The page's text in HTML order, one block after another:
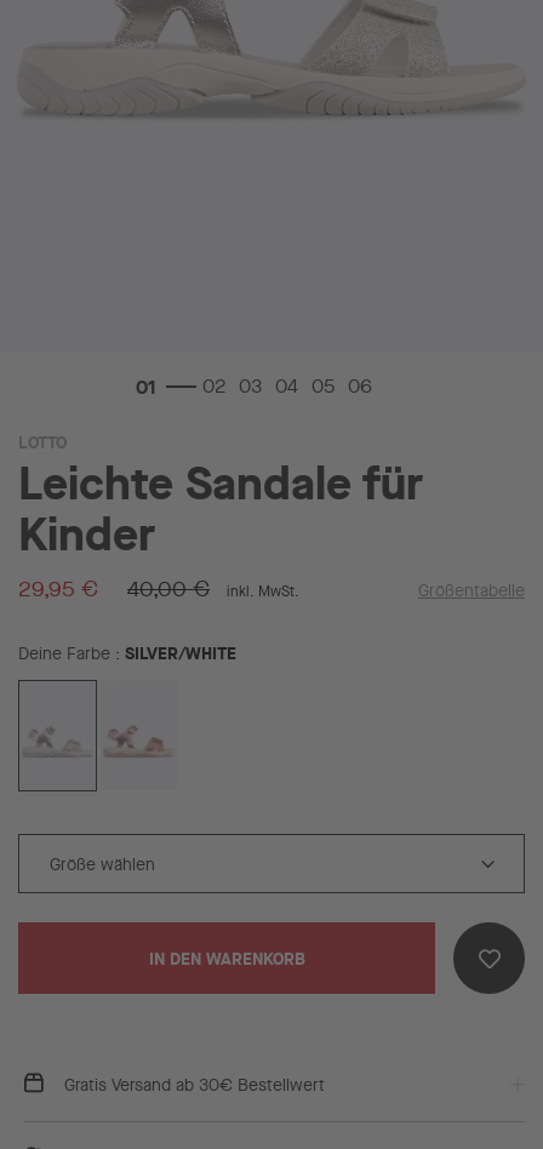
Anfang
der
Bildgalerie
springen
LOTTO
Leichte Sandale für
Kinder
29,95 € 40,00 € inkl. MwSt. Größentabelle
Deine Farbe SILVER/WHITE
IN DEN WARENKORB
Gratis Versand ab 30€ Bestellwert